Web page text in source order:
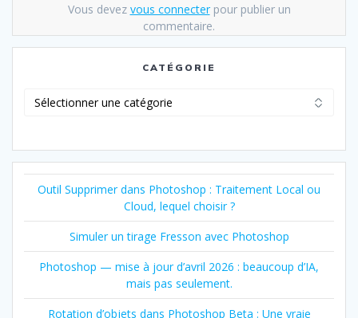
Vous devez vous connecterpour publier un
commentaire.
CATÉGORIE
Outil Supprimer dans Photoshop : Traitement Local ou
Cloud, lequel choisir ?
Simuler un tirage Fresson avec Photoshop
Photoshop — mise à jour d’avril 2026 : beaucoup d’IA,
mais pas seulement.
Rotation d’objets dans Photoshop Beta : Une vraie